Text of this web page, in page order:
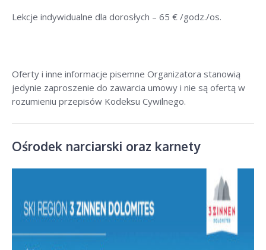
Lekcje indywidualne dla dorosłych – 65 € /godz./os.
Oferty i inne informacje pisemne Organizatora stanowią
jedynie zaproszenie do zawarcia umowy i nie są ofertą w
rozumieniu przepisów Kodeksu Cywilnego.
Ośrodek narciarski oraz karnety